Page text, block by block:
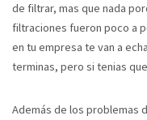
de filtrar, mas que nada
filtraciones fueron poco a
en tu empresa te van a
terminas, pero si tenias
Además de los problemas